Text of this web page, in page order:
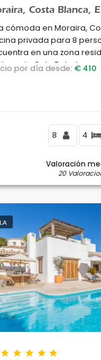
Costa Blanca,
cómoda en Moraira,
privada para 8
en una zona
de Cala Baladrar.
por día desde: € 410
8 4
Valoración
20